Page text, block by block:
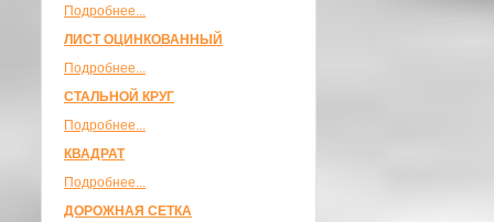
Подробнее...
ЛИСТ ОЦИНКОВАННЫЙ
Подробнее...
СТАЛЬНОЙ КРУГ
Подробнее...
КВАДРАТ
Подробнее...
ДОРОЖНАЯ СЕТКА